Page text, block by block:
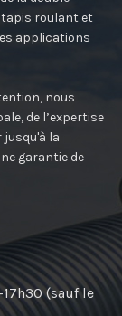
roulant et
applications
nous
de l’expertise
la
garantie de
(sauf le